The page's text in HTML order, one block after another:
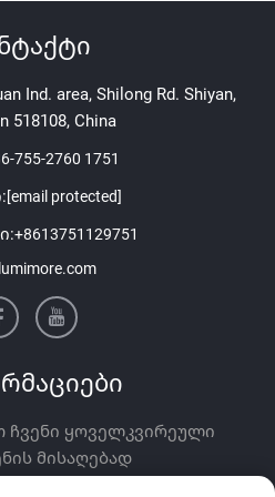
Ind. area, Shilong Rd. Shiyan,
518108, China
755-2760 1751
[email protected]
+8613751129751
ყოველკვირეული
მისაღებად